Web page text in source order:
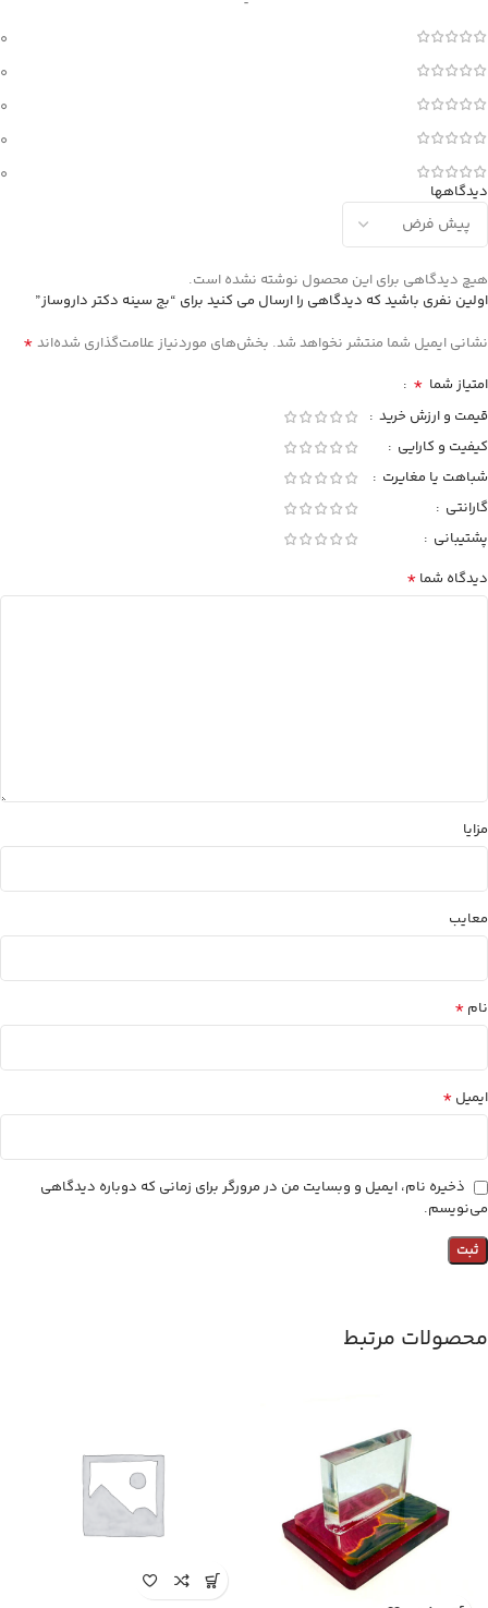
0
0
0
0
0
دیدگاهها
هیچ دیدگاهی برای این محصول نوشته نشده است.
اولین نفری باشید که دیدگاهی را ارسال می کنید برای “بج سینه دکتر داروساز”
نشانی ایمیل شما منتشر نخواهد شد. بخش‌های موردنیاز علامت‌گذاری شده‌اند *
امتیاز شما *
قیمت و ارزش خرید
کیفیت و کارایی
شباهت یا مغایرت
گارانتی
پشتیبانی
دیدگاه شما *
مزایا
معایب
نام *
ایمیل *
ذخیره نام، ایمیل و وبسایت من در مرورگر برای زمانی که دوباره دیدگاهی
می‌نویسم.
محصولات مرتبط